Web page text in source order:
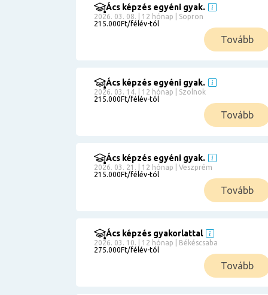
Ács képzés egyéni gyak.
2026. 03. 08. | 12 hónap | Sopron
215.000Ft/félév-tól
Tovább
Ács képzés egyéni gyak.
2026. 03. 14. | 12 hónap | Szolnok
215.000Ft/félév-tól
Tovább
Ács képzés egyéni gyak.
2026. 03. 21. | 12 hónap | Veszprém
215.000Ft/félév-tól
Tovább
Ács képzés gyakorlattal
2026. 03. 10. | 12 hónap | Békéscsaba
275.000Ft/félév-tól
Tovább